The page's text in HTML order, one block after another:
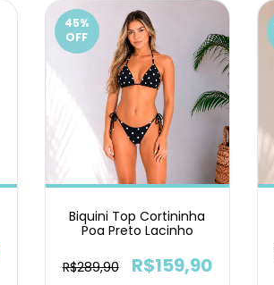
45%
OFF
Biquini Top Cortininha
Poa Preto Lacinho
R$289,90 R$159,90